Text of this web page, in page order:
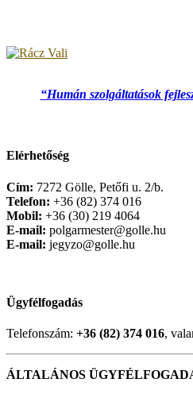
“Humán szolgáltatások
Elérhetőség
Cím: 7272 Gölle, Petőfi u. 2/b.
Telefon: +36 (82) 374 016
Mobil: +36 (30) 219 4064
E-mail: polgarmester@golle.hu
E-mail: jegyzo@golle.hu
Ügyfélfogadás
Telefonszám: +36 (82) 374 016,
ÁLTALÁNOS